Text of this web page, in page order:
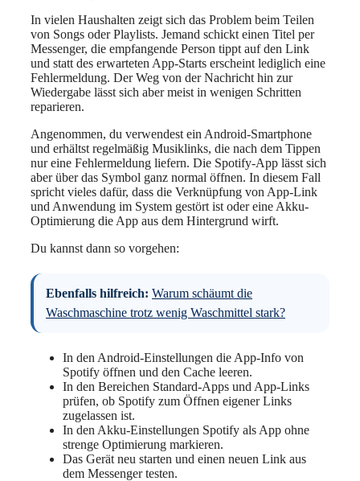
In vielen Haushalten zeigt sich das Problem beim Teilen
von Songs oder Playlists. Jemand schickt einen Titel per
Messenger, die empfangende Person tippt auf den Link
und statt des erwarteten App-Starts erscheint lediglich eine
Fehlermeldung. Der Weg von der Nachricht hin zur
Wiedergabe lässt sich aber meist in wenigen Schritten
reparieren.
Angenommen, du verwendest ein Android-Smartphone
und erhältst regelmäßig Musiklinks, die nach dem Tippen
nur eine Fehlermeldung liefern. Die Spotify-App lässt sich
aber über das Symbol ganz normal öffnen. In diesem Fall
spricht vieles dafür, dass die Verknüpfung von App-Link
und Anwendung im System gestört ist oder eine Akku-
Optimierung die App aus dem Hintergrund wirft.
Du kannst dann so vorgehen:
Ebenfalls hilfreich: Warum schäumt die
Waschmaschine trotz wenig Waschmittel stark?
In den Android-Einstellungen die App-Info von
Spotify öffnen und den Cache leeren.
In den Bereichen Standard-Apps und App-Links
prüfen, ob Spotify zum Öffnen eigener Links
zugelassen ist.
In den Akku-Einstellungen Spotify als App ohne
strenge Optimierung markieren.
Das Gerät neu starten und einen neuen Link aus
dem Messenger testen.